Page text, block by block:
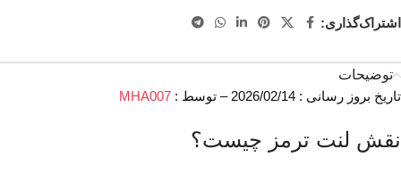
اشتراک‌گذاری:
توضیحات
تاریخ بروز رسانی : 2026/02/14 – توسط :
MHA007
نقش لنت ترمز چیست؟